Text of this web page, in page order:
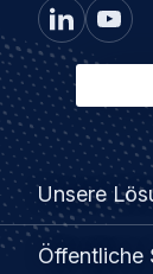
Footer
menu
Unsere
Öffentliche